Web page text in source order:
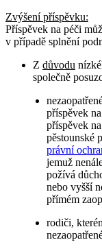
Zvýšení příspěvku:
Příspěvek na péči
v případě splnění
Z důvodu
společně
příspěvek
příspěvek
pěstounské
právní
jemuž
požívá
nebo vyšší
přímém
rodiči,